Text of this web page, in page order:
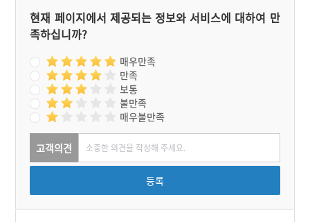
현재 페이지에서 제공되는 정보와 서비스에 대하여 만
족하십니까?
매우만족
만족
보통
불만족
매우불만족
고객의견
등록